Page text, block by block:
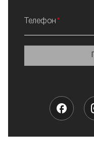
Телефон